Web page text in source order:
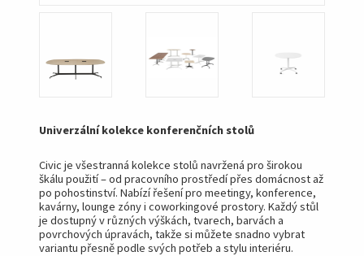
Univerzální kolekce konferenčních stolů
Civic je všestranná kolekce stolů navržená pro širokou
škálu použití – od pracovního prostředí přes domácnost až
po pohostinství. Nabízí řešení pro meetingy, konference,
kavárny, lounge zóny i coworkingové prostory. Každý stůl
je dostupný v různých výškách, tvarech, barvách a
povrchových úpravách, takže si můžete snadno vybrat
variantu přesně podle svých potřeb a stylu interiéru.